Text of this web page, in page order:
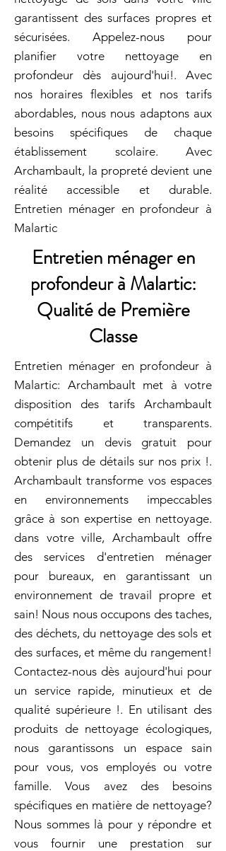
garantissent des surfaces propres et
sécurisées. Appelez-nous pour
planifier votre nettoyage en
profondeur dès aujourd'hui!. Avec
nos horaires flexibles et nos tarifs
abordables, nous nous adaptons aux
besoins spécifiques de chaque
établissement scolaire. Avec
Archambault, la propreté devient une
réalité accessible et durable.
Entretien ménager en profondeur à
Malartic
Entretien ménager en
profondeur à Malartic:
Qualité de Première
Classe
Entretien ménager en profondeur à
Malartic: Archambault met à votre
disposition des tarifs Archambault
compétitifs et transparents.
Demandez un devis gratuit pour
obtenir plus de détails sur nos prix !.
Archambault transforme vos espaces
en environnements impeccables
grâce à son expertise en nettoyage.
dans votre ville, Archambault offre
des services d'entretien ménager
pour bureaux, en garantissant un
environnement de travail propre et
sain! Nous nous occupons des taches,
des déchets, du nettoyage des sols et
des surfaces, et même du rangement!
Contactez-nous dès aujourd'hui pour
un service rapide, minutieux et de
qualité supérieure !. En utilisant des
produits de nettoyage écologiques,
nous garantissons un espace sain
pour vous, vos employés ou votre
famille. Vous avez des besoins
spécifiques en matière de nettoyage?
Nous sommes là pour y répondre et
vous fournir une prestation sur